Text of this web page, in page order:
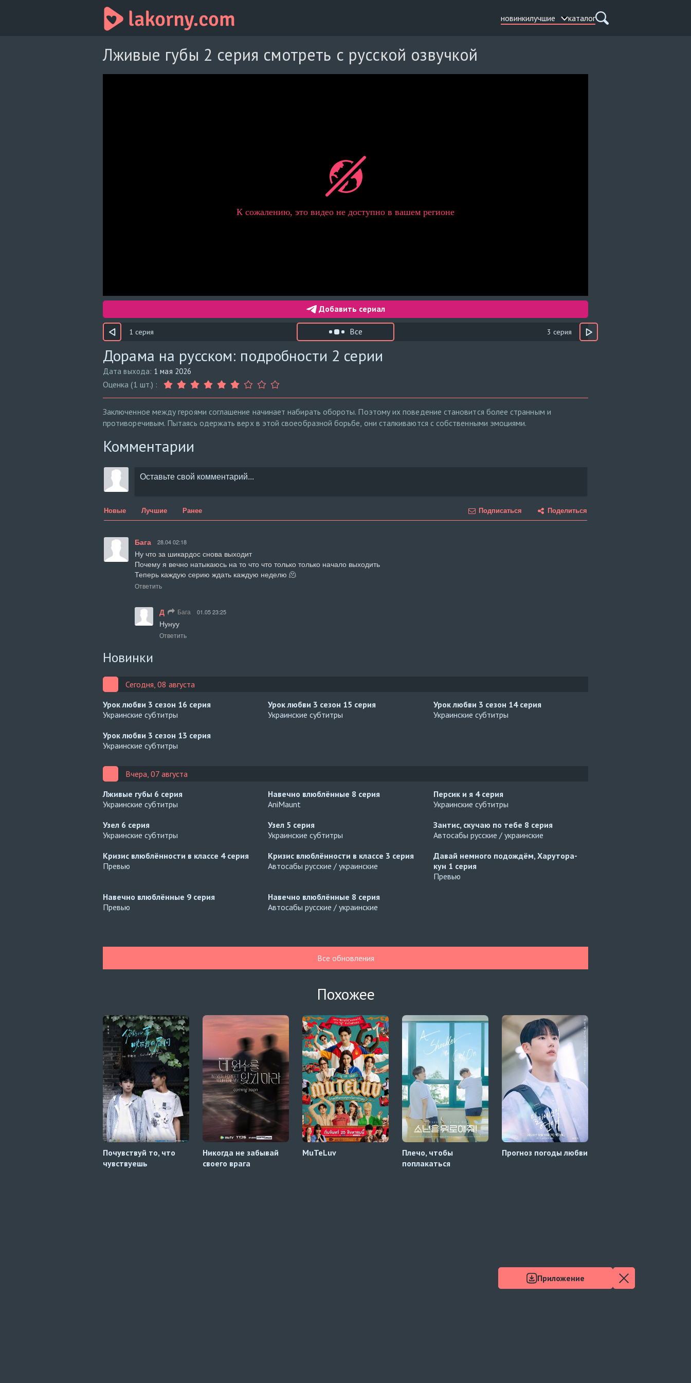
новинкилучшие каталог
Лживые губы 2 серия смотреть с русской озвучкой
Добавить сериал
1 серия Все 3 серия
Дорама на русском: подробности 2 серии
Дата выхода: 1 мая 2026
Оценка (1 шт.) :
Заключенное между героями соглашение начинает набирать обороты. Поэтому их поведение становится более странным и
противоречивым. Пытаясь одержать верх в этой своеобразной борьбе, они сталкиваются с собственными эмоциями.
Комментарии
Новые Лучшие Ранее Подписаться Поделиться
Бага 28.04 02:18
Ну что за шикардос снова выходит
Почему я вечно натыкаюсь на то что что только только начало выходить
Теперь каждую серию ждать каждую неделю 🫠
Ответить
Д Бага 01.05 23:25
Нунуу
Ответить
Новинки
Сегодня, 08 августа
Урок любви 3 сезон 16 серия
Украинские субтитры
Урок любви 3 сезон 15 серия
Украинские субтитры
Урок любви 3 сезон 14 серия
Украинские субтитры
Урок любви 3 сезон 13 серия
Украинские субтитры
Вчера, 07 августа
Лживые губы 6 серия
Украинские субтитры
Навечно влюблённые 8 серия
AniMaunt
Персик и я 4 серия
Украинские субтитры
Узел 6 серия
Украинские субтитры
Узел 5 серия
Украинские субтитры
Зантис, скучаю по тебе 8 серия
Автосабы русские / украинские
Кризис влюблённости в классе 4 серия
Превью
Кризис влюблённости в классе 3 серия
Автосабы русские / украинские
Давай немного подождём, Харутора-
кун 1 серия
Превью
Навечно влюблённые 9 серия
Превью
Навечно влюблённые 8 серия
Автосабы русские / украинские
Все обновления
Похожее
Почувствуй то, что
чувствуешь
Никогда не забывай
своего врага
MuTeLuv
Плечо, чтобы
поплакаться
Прогноз погоды любви
Приложение